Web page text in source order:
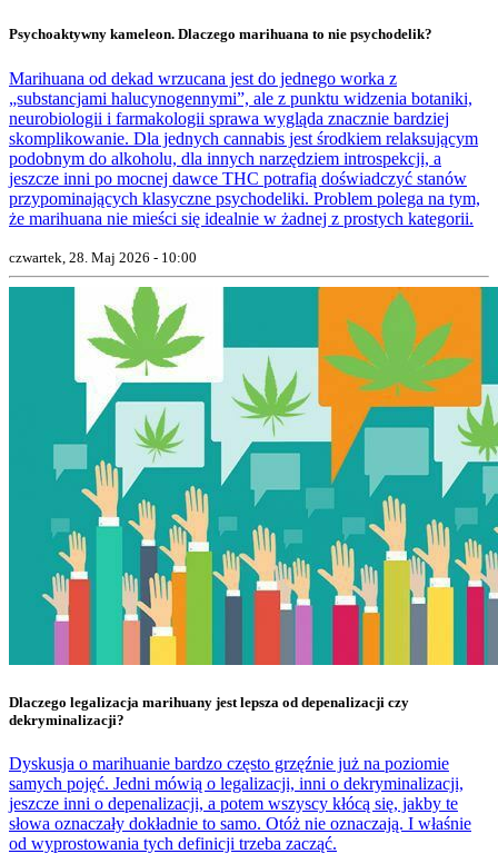
Psychoaktywny kameleon. Dlaczego marihuana to nie psychodelik?
Marihuana od dekad wrzucana jest do jednego worka z
„substancjami halucynogennymi”, ale z punktu widzenia botaniki,
neurobiologii i farmakologii sprawa wygląda znacznie bardziej
skomplikowanie. Dla jednych cannabis jest środkiem relaksującym
podobnym do alkoholu, dla innych narzędziem introspekcji, a
jeszcze inni po mocnej dawce THC potrafią doświadczyć stanów
przypominających klasyczne psychodeliki. Problem polega na tym,
że marihuana nie mieści się idealnie w żadnej z prostych kategorii.
czwartek, 28. Maj 2026 - 10:00
Dlaczego legalizacja marihuany jest lepsza od depenalizacji czy
dekryminalizacji?
Dyskusja o marihuanie bardzo często grzęźnie już na poziomie
samych pojęć. Jedni mówią o legalizacji, inni o dekryminalizacji,
jeszcze inni o depenalizacji, a potem wszyscy kłócą się, jakby te
słowa oznaczały dokładnie to samo. Otóż nie oznaczają. I właśnie
od wyprostowania tych definicji trzeba zacząć.